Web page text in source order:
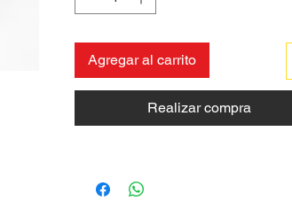
Agregar al carrito
Realizar compra